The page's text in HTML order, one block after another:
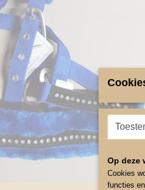
Op deze
Cookies
functies